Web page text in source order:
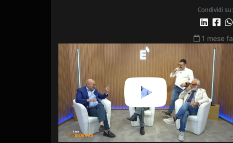
Condividi su:
1 mese fa